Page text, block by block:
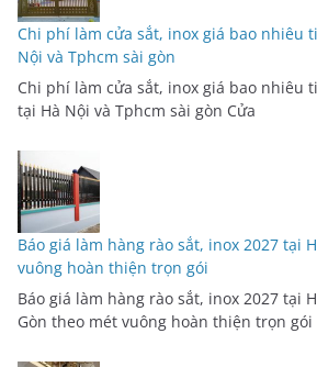
Chi phí làm cửa sắt, inox giá bao nhiêu
Nội và Tphcm sài gòn
Chi phí làm cửa sắt, inox giá bao nhiêu
tại Hà Nội và Tphcm sài gòn Cửa
Báo giá làm hàng rào sắt, inox 2027 tại
vuông hoàn thiện trọn gói
Báo giá làm hàng rào sắt, inox 2027 tại
Gòn theo mét vuông hoàn thiện trọn gói